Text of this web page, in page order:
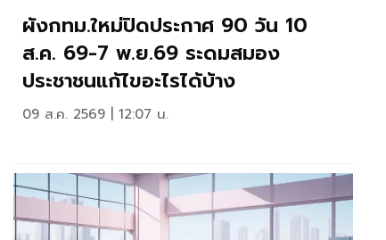
ผังกทม.ใหม่ปิดประกาศ 90 วัน 10
ส.ค. 69-7 พ.ย.69 ระดมสมอง
ประชาชนแก้ไขอะไรได้บ้าง
09 ส.ค. 2569 | 12:07 น.